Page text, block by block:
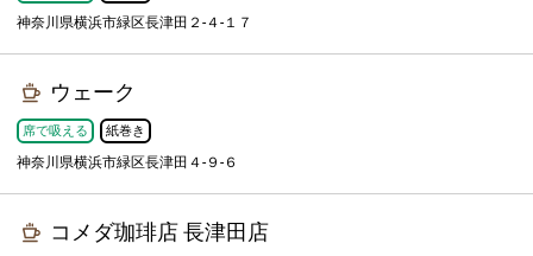
神奈川県横浜市緑区長津田２-４-１７
ウェーク
席で吸える 紙巻き
神奈川県横浜市緑区長津田４-９-６
コメダ珈琲店 長津田店